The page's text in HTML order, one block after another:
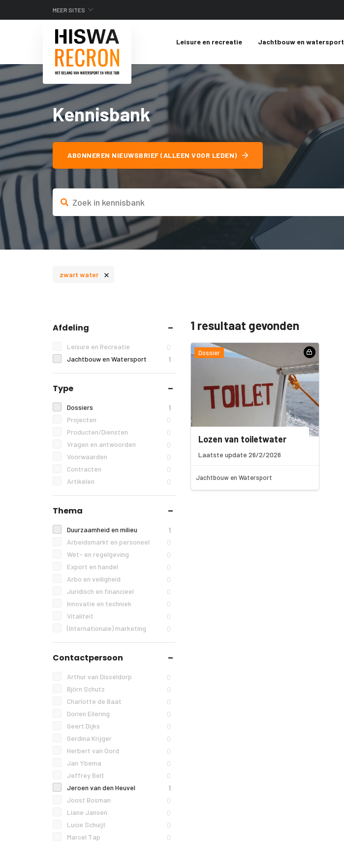
MEER SITES
Leisure en recreatie Jachtbouw en watersport
Kennisbank
ABONNEREN NIEUWSBRIEF (ALLEEN VOOR LEDEN)
zwart water ×
Afdeling
Leisure en Recreatie 0
Jachtbouw en Watersport 1
Type
Dossiers 1
Projecten 0
Producten/Diensten 0
Vragen en antwoorden 0
Voorwaarden 0
Contracten 0
Artikelen 0
Thema
Duurzaamheid en milieu 1
Arbeidsmarkt en personeel 0
Wet- en regelgeving 0
Export en handel 0
Arbo en veiligheid 0
Juridisch en financieel 0
Innovatie en techniek 0
Vitaliteit 0
(Internationale) marketing 0
Contactpersoon
Arthur van Disseldorp 0
Björn Schutz 0
Charlotte de Baat 0
Dorien Eilering 0
Geert Dijks 0
Gerdina Krijger 0
Herbert van Oord 0
Jan Ybema 0
Jeffrey Belt 0
Jeroen van den Heuvel 1
Joost Bosman 0
Liane Jansen 0
Lucie Schuijt 0
Marcel Tap 0
1 resultaat gevonden
Dossier
Lozen van toiletwater
Laatste update 26/2/2026
Jachtbouw en Watersport